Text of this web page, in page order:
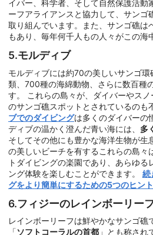
イバー、科学者、そして自然保護活動
ーフアライアンスと協力して、サンゴ
取り組んでいます。また、サンゴ礁は
もあり、毎年何千人もの人々がこの海
5.モルディブ
モルディブには約70の美しいサンゴ
類、700種の海綿動物、さらに数百種
す。 これらの島々が、ダイバーやス
のサンゴ礁スポットとされているのも
ブでのダイビングは多くのダイバーの
ディブの温かく澄んだ青い海には、 多
そしてその他にも豊かな海洋生物が生
の美しいビーチを有するこれらの島々
トダイビングの楽園であり、あらゆ
ング体験を楽しむことができます。 続
グをより簡単にするための5つのヒント
6.フィジーのレインボーリー
レインボーリーフは鮮やかなサンゴ礁
「 ソフトコーラルの首都 」とも称され